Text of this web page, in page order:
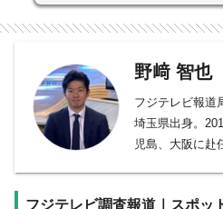
野﨑 智也
フジテレビ報道
埼玉県出身。
児島、大阪に赴
フジテレビ調査報道｜スポッ